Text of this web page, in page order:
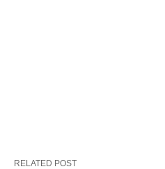
RELATED POST